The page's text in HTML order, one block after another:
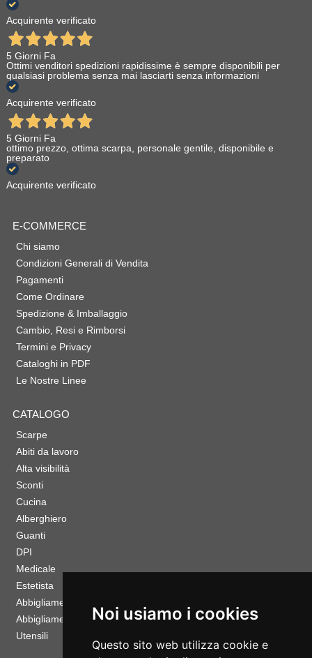
Noi usiamo i cookies
Questo sito web utilizza cookie e
Acquirente verificato
5 Giorni Fa
Ottimi venditori spedizioni rapidissime è sempre disponibili per
qualsiasi problema senza mai lasciarti senza informazioni
Acquirente verificato
5 Giorni Fa
ottimo prezzo, ottima scarpa, personale gentile, disponibile e
preparato
Acquirente verificato
E-COMMERCE
Chi siamo
Condizioni Generali di Vendita
Pagamenti
Come Ordinare
Spedizione & Imballaggio
Cambio, Resi e Rimborsi
Termini e Privacy
Cataloghi in PDF
Le Nostre Linee
CATALOGO
Scarpe
Abiti da lavoro
Alta visibilità
Sconti
Cucina
Alberghiero
Guanti
DPI
Medicale
Estetista
Abbigliamento Sportivo
Abbigliamento Bambino
Utensili